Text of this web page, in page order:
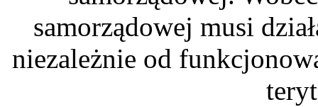
samorządowej musi
niezależnie od